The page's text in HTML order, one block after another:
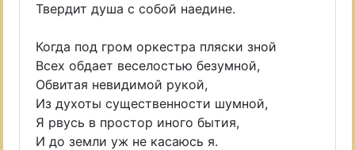
Твердит душа с собой наедине.
Когда под гром оркестра пляски зной
Всех обдает веселостью безумной,
Обвитая невидимой рукой,
Из духоты существенности шумной,
Я рвусь в простор иного бытия,
И до земли уж не касаюсь я.